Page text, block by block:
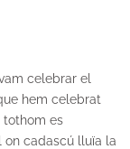
celebrar el
hem celebrat
tothom es
on cadascú lluïa la